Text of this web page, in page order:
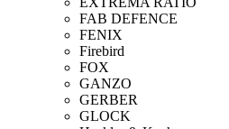
FAB DEFENCE
FENIX
Firebird
FOX
GANZO
GERBER
GLOCK